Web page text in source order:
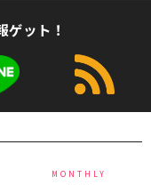
ゲット！
MONTHLY